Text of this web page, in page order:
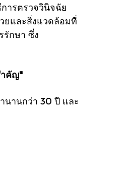
ารตรวจวินิจฉัย
ยและสิ่งแวดล้อมที่
รักษา ซึ่ง
ำคัญ"
นานกว่า 30 ปี และ